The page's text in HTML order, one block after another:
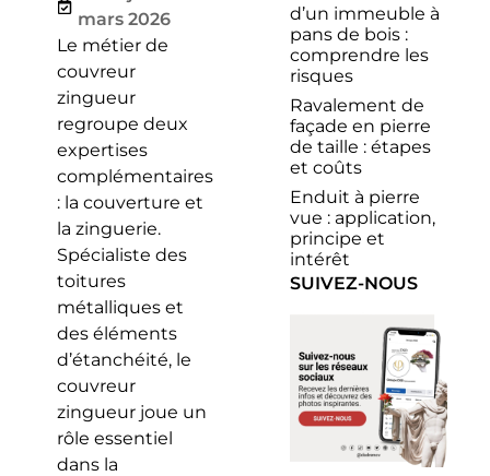
mars 2026
Le métier de
couvreur
zingueur
regroupe deux
expertises
complémentaires
: la couverture et
la zinguerie.
Spécialiste des
toitures
métalliques et
des éléments
d’étanchéité, le
couvreur
zingueur joue un
rôle essentiel
dans la
d’un immeuble à
pans de bois :
comprendre les
risques
Ravalement de
façade en pierre
de taille : étapes
et coûts
Enduit à pierre
vue : application,
principe et
intérêt
SUIVEZ-NOUS